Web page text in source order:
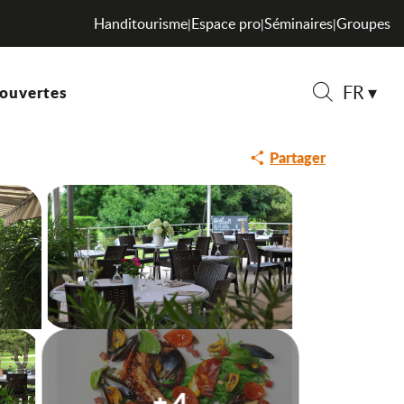
FR
Handitourisme|Espace pro|Séminaires|Groupes
Partager